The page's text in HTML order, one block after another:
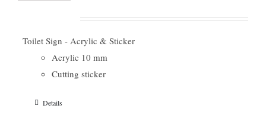
Toilet Sign - Acrylic & Sticker
Acrylic 10 mm
Cutting sticker
Details